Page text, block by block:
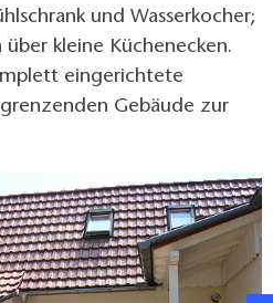
und Wasserkocher;
kleine Küchenecken.
eingerichtete
Gebäude zur